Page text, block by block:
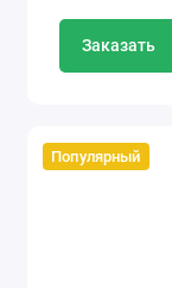
Заказать
Популярный